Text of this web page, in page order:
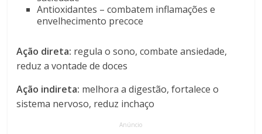
Antioxidantes – combatem inflamações e
envelhecimento precoce
Ação direta: regula o sono, combate ansiedade,
reduz a vontade de doces
Ação indireta: melhora a digestão, fortalece o
sistema nervoso, reduz inchaço
Anúncio